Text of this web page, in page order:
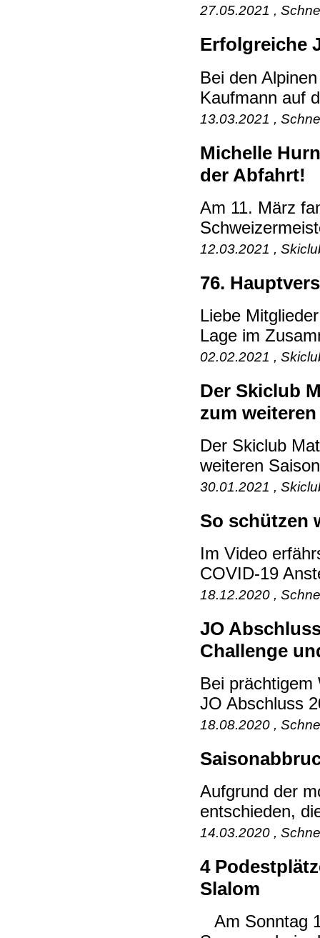
27.05.2021 ,
Erfolgreiche
Bei den
Kaufmann auf
13.03.2021 ,
Michelle
der Abfahrt!
Am 11. März
12.03.2021 ,
76.
Liebe
Lage im
02.02.2021 ,
Der Skiclub
zum
Der Skiclub
weiteren
30.01.2021 ,
So schützen
Im Video
COVID-19
18.12.2020 ,
JO
Challenge
Bei
JO Abschluss
18.08.2020 ,
Aufgrund der
entschieden,
14.03.2020 ,
4
Slalom
Am Sonntag